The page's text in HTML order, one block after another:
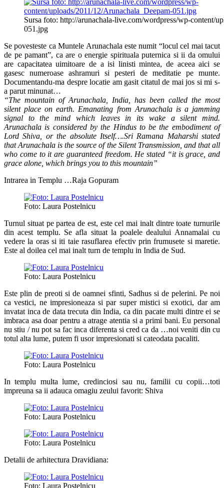
Sursa foto: http://arunachala-live.com/wordpress/wp-content/
051.jpg
Se povesteste ca Muntele Arunachala este numit “locul cel mai tacut
de pe pamant”, ca are o energie spirituala puternica si ii da omului
are capacitatea uimitoare de a isi linisti mintea, de aceea aici se
gasesc numeroase ashramuri si pesteri de meditatie pe munte.
Documentandu-ma despre locatie am gasit citatul de mai jos si mi s-
a parut minunat…
“The mountain of Arunachala, India, has been called the most
silent place on earth. Emanating from Arunachala is a jamming
signal to the mind which leaves in its wake a silent mind.
Arunachala is considered by the Hindus to be the embodiment of
Lord Shiva, or the absolute Itself….Sri Ramana Maharshi stated
that Arunachala is the source of the Silent Transmission, and that all
who come to it are guaranteed freedom. He stated “it is grace, and
grace alone, which brings you to this mountain”
Intrarea in Templu …Raja Gopuram
Foto: Laura Postelnicu
Turnul situat pe partea de est, este cel mai inalt dintre toate turnurile
din acest templu. Se afla situat la poalele dealului Annamalai cu
vedere la oras si iti taie rasuflarea efectiv prin frumusete si maretie.
Este al doilea cel mai inalt turn de templu in India de Sud.
Foto: Laura Postelnicu
Este plin de preoti si de oamnei sfinti, Sadhus si de pelerini. Pe noi
ca vestici, ne impresioneaza si par super mistici si exotici, dar am
invatat inca de data trecuta din India, ca din pacate multi dintre ei se
imbraca asa doar pentru a atrage atentia si a primi bani. Eu personal
nu stiu / nu pot sa fac inca diferenta si cred ca da …noi veniti din cu
totul alta lume, putem fi usor impresionati si cateodata pacaliti.
Foto: Laura Postelnicu
In templu multa lume, credinciosi sau nu, familii cu copii…toti
impreuna sa ii adauca omagiu zeului favorit: Shiva
Foto: Laura Postelnicu
Foto: Laura Postelnicu
Detalii de arhitectura Dravidiana:
Foto: Laura Postelnicu